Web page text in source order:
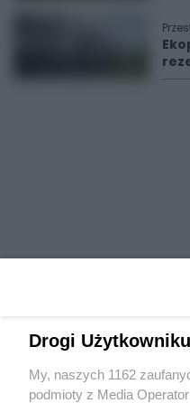
Wydawca mediówlokalnych
Drogi
My, naszych 1162
podmioty z Media